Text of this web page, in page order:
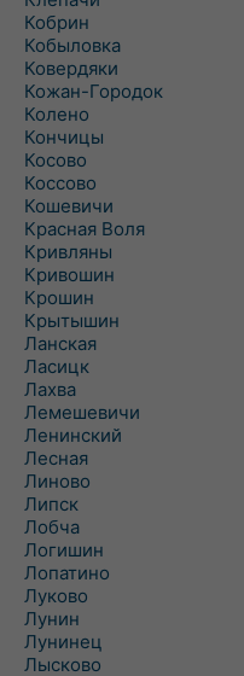
Кобрин
Кобыловка
Ковердяки
Кожан-Городок
Колено
Кончицы
Косово
Коссово
Кошевичи
Красная Воля
Кривляны
Кривошин
Крошин
Крытышин
Ланская
Ласицк
Лахва
Лемешевичи
Ленинский
Лесная
Линово
Липск
Лобча
Логишин
Лопатино
Луково
Лунин
Лунинец
Лысково